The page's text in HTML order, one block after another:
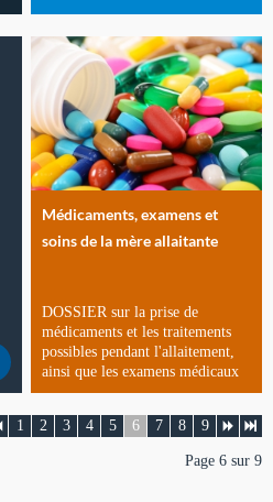
Médicaments, examens et
soins de la mère allaitante
DOSSIER sur la prise de
médicaments et les traitements
possibles pendant l'allaitement,
ainsi que les examens médicaux
1 2 3 4 5 6 7 8 9
Page 6 sur 9